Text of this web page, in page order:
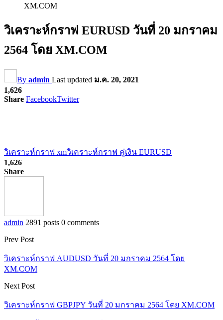
XM.COM
วิเคราะห์กราฟ EURUSD วันที่ 20 มกราคม
2564 โดย XM.COM
By admin Last updated ม.ค. 20, 2021
1,626
Share FacebookTwitter
วิเคราะห์กราฟ xmวิเคราะห์กราฟ คู่เงิน EURUSD
1,626
Share
admin 2891 posts 0 comments
Prev Post
วิเคราะห์กราฟ AUDUSD วันที่ 20 มกราคม 2564 โดย
XM.COM
Next Post
วิเคราะห์กราฟ GBPJPY วันที่ 20 มกราคม 2564 โดย XM.COM